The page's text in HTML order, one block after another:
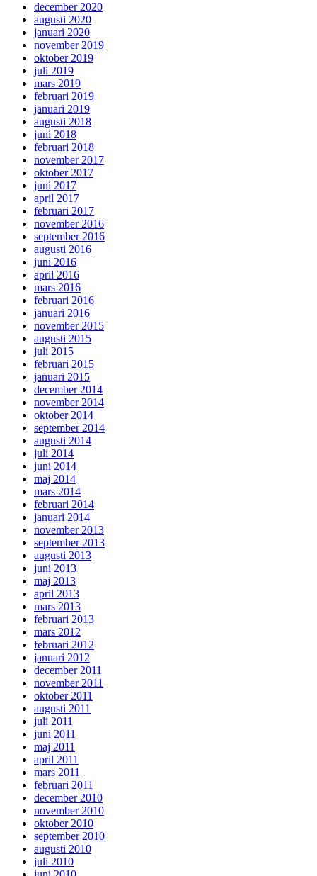
december 2020
augusti 2020
januari 2020
november 2019
oktober 2019
juli 2019
mars 2019
februari 2019
januari 2019
augusti 2018
juni 2018
februari 2018
november 2017
oktober 2017
juni 2017
april 2017
februari 2017
november 2016
september 2016
augusti 2016
juni 2016
april 2016
mars 2016
februari 2016
januari 2016
november 2015
augusti 2015
juli 2015
februari 2015
januari 2015
december 2014
november 2014
oktober 2014
september 2014
augusti 2014
juli 2014
juni 2014
maj 2014
mars 2014
februari 2014
januari 2014
november 2013
september 2013
augusti 2013
juni 2013
maj 2013
april 2013
mars 2013
februari 2013
mars 2012
februari 2012
januari 2012
december 2011
november 2011
oktober 2011
augusti 2011
juli 2011
juni 2011
maj 2011
april 2011
mars 2011
februari 2011
december 2010
november 2010
oktober 2010
september 2010
augusti 2010
juli 2010